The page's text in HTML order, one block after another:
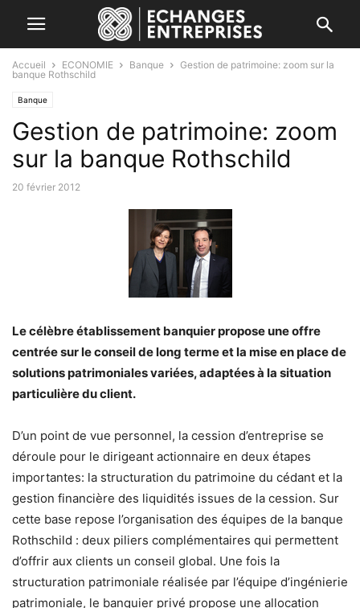
Accueil ECONOMIE Banque
Gestion de patrimoine: zoom sur la
banque Rothschild
Banque
Gestion de patrimoine: zoom
sur la banque Rothschild
20 février 2012
Le célèbre établissement banquier propose une offre
centrée sur le conseil de long terme et la mise en place de
solutions patrimoniales variées, adaptées à la situation
particulière du client.
D’un point de vue personnel, la cession d’entreprise se
déroule pour le dirigeant actionnaire en deux étapes
importantes: la structuration du patrimoine du cédant et la
gestion financière des liquidités issues de la cession. Sur
cette base repose l’organisation des équipes de la banque
Rothschild : deux piliers complémentaires qui permettent
d’offrir aux clients un conseil global. Une fois la
structuration patrimoniale réalisée par l’équipe d’ingénierie
patrimoniale, le banquier privé propose une allocation